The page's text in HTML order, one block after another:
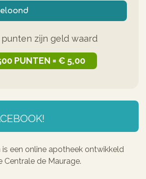
zijn geld waard
PUNTEN = € 5,00
een online apotheek ontwikkeld
Centrale de Maurage.